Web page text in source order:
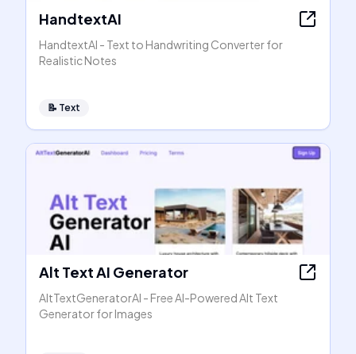
HandtextAI
HandtextAI - Text to Handwriting Converter for
Realistic Notes
📝 Text
Alt Text AI Generator
AltTextGeneratorAI - Free AI-Powered Alt Text
Generator for Images